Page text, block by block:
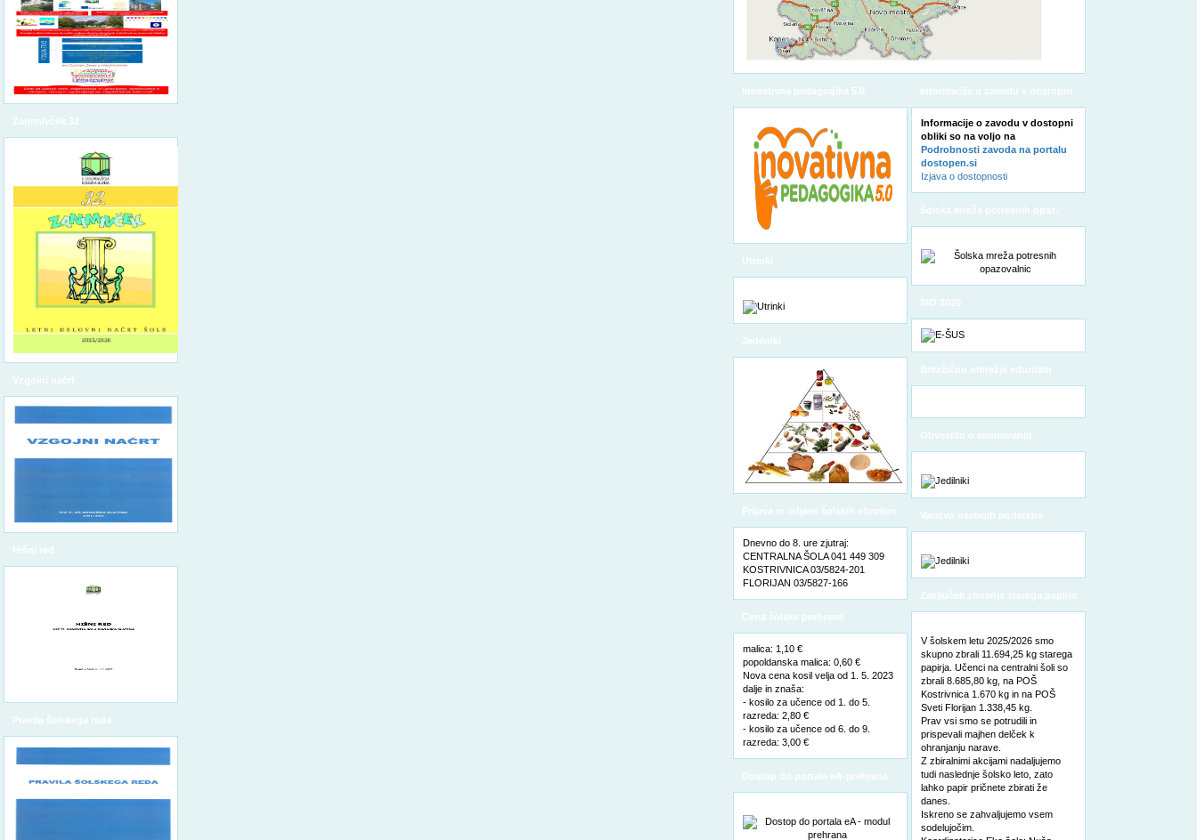
Zanimivček 32
Vzgojni načrt
Hišni red
Pravila šolskega reda
Inovativna pedagogika 5.0
Utrinki
Jedilniki
Prijava in odjava šolskih obrokov
Dnevno do 8. ure zjutraj:
CENTRALNA ŠOLA 041 449 309
KOSTRIVNICA 03/5824-201
FLORIJAN 03/5827-166
Cena šolske prehrane
malica: 1,10 €
popoldanska malica: 0,60 €
Nova cena kosil velja od 1. 5. 2023
dalje in znaša:
- kosilo za učence od 1. do 5.
razreda: 2,80 €
- kosilo za učence od 6. do 9.
razreda: 3,00 €
Dostop do portala eA-prehrana
Informacije o zavodu v dostopni
oblikiInformacije o zavodu v dostopni
obliki so na voljo na
Podrobnosti zavoda na portalu
dostopen.si
Izjava o dostopnosti
Šolska mreža potresnih opaz.
SIO 2020
Brezžično omrežje eduroam
Obvestilo o imenovanju
osebnih podatkov
Varstvo osebnih podatkov
Zaključek zbiranja starega papirja
V šolskem letu 2025/2026 smo
skupno zbrali 11.694,25 kg starega
papirja. Učenci na centralni šoli so
zbrali 8.685,80 kg, na POŠ
Kostrivnica 1.670 kg in na POŠ
Sveti Florijan 1.338,45 kg.
Prav vsi smo se potrudili in
prispevali majhen delček k
ohranjanju narave.
Z zbiralnimi akcijami nadaljujemo
tudi naslednje šolsko leto, zato
lahko papir pričnete zbirati že
danes.
Iskreno se zahvaljujemo vsem
sodelujočim.